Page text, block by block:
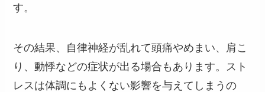
す。
その結果、自律神経が乱れて頭痛やめまい、肩こ
り、動悸などの症状が出る場合もあります。スト
レスは体調にもよくない影響を与えてしまうの